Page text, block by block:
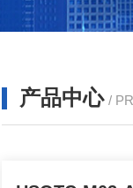
产品中心 /